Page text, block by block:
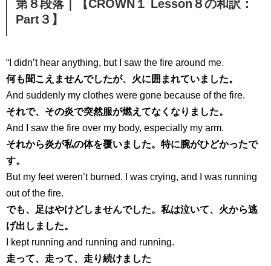
第８段落｜【CROWN１ Lesson８の和訳：
Part３】
“I didn’t hear anything, but I saw the fire around me.
何も聞こえませんでしたが、火に囲まれていました。
And suddenly my clothes were gone because of the fire.
それで、その炎で突然服が燃えてなくなりました。
And I saw the fire over my body, especially my arm.
それから炎が私の体を覆いました。特に腕がひどかったで
す。
But my feet weren’t burned. I was crying, and I was running
out of the fire.
でも、足はやけどしませんでした。私は泣いて、火から逃
げ出しました。
I kept running and running and running.
走って、走って、走り続けました